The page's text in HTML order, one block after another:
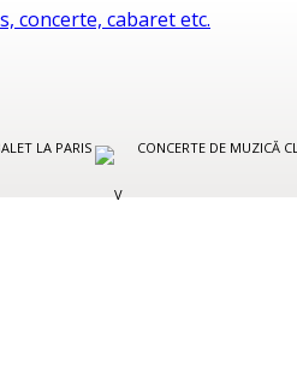
LA PARIS CONCERTE DE MUZICĂ